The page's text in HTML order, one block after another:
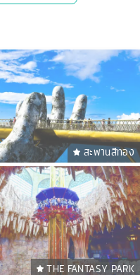
สะพานสีทอง
THE FANTASY PARK